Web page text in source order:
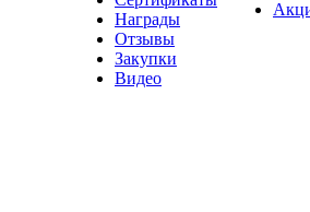
Награды
Отзывы
Закупки
Видео